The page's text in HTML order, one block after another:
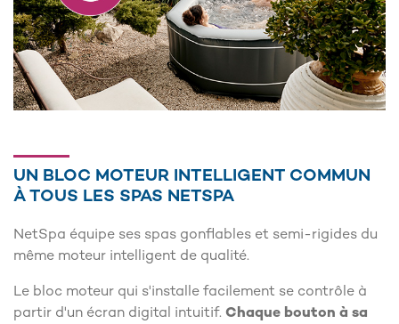
UN BLOC MOTEUR INTELLIGENT COMMUN
À TOUS LES SPAS NETSPA
NetSpa équipe ses spas gonflables et semi-rigides du
même moteur intelligent de qualité.
Le bloc moteur qui s'installe facilement se contrôle à
partir d'un écran digital intuitif. Chaque bouton à sa